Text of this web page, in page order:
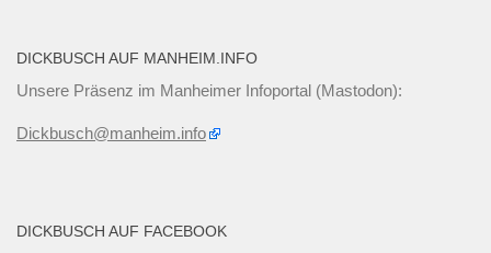
DICKBUSCH AUF MANHEIM.INFO
Unsere Präsenz im Manheimer Infoportal (Mastodon):
Dickbusch@manheim.info
DICKBUSCH AUF FACEBOOK